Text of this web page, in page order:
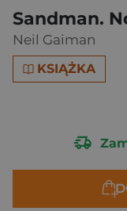
Sandman.
Neil Gaiman
KSIĄŻKA